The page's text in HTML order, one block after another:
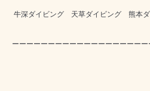
牛深ダイビング 天草ダイビング 熊本ダ
ーーーーーーーーーーーーーーーーーー